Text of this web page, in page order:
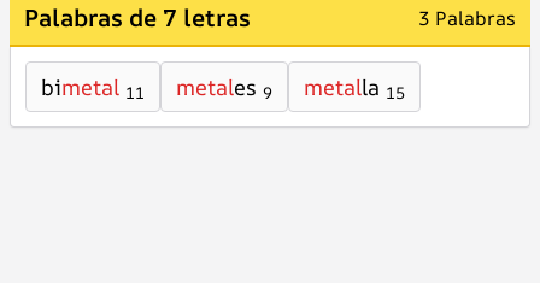
Palabras de 7 letras 3 Palabras
bimetal 11 metales 9 metalla 15